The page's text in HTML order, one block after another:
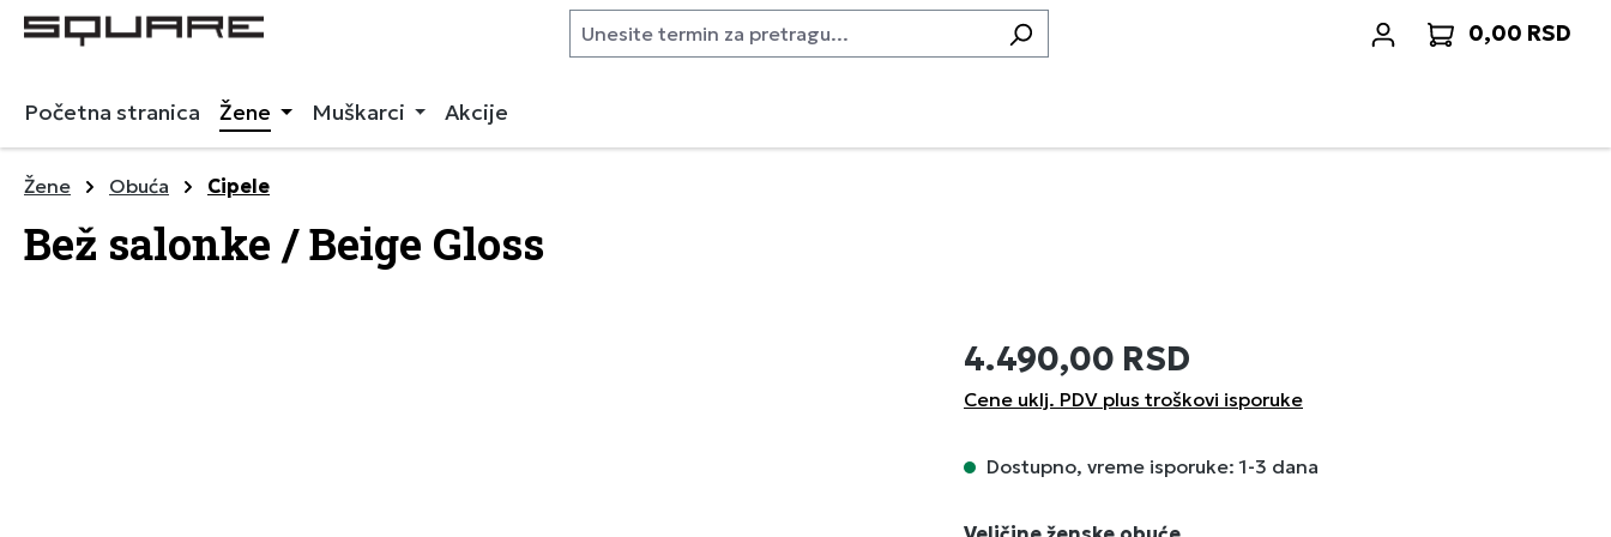
Preskoči na glavnu navigaciju 0,00 RSD
Početna stranica Žene Muškarci Akcije
Žene Obuća Cipele
Bež salonke / Beige Gloss
4.490,00 RSD
Cene uklj. PDV plus troškovi isporuke
Dostupno, vreme isporuke: 1-3 dana
Izaberi